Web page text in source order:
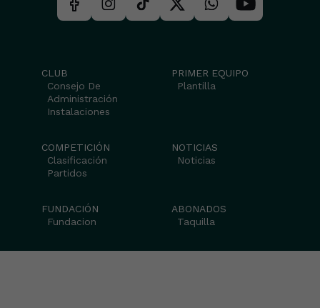
CLUB
Consejo De
Administración
Instalaciones
PRIMER EQUIPO
Plantilla
COMPETICIÓN
Clasificación
Partidos
NOTICIAS
Noticias
FUNDACIÓN
Fundacion
ABONADOS
Taquilla